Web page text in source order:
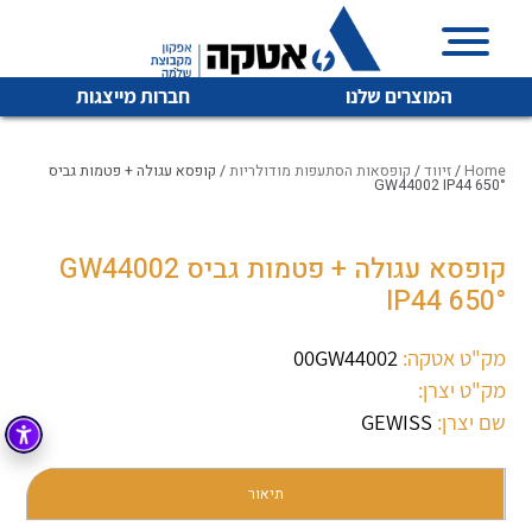
המוצרים שלנו חברות מייצגות
איכות | שרות | זמינות
אטקה בע”מ היא החברה הגדולה והמובילה בישראל בשיווק
מיתוג, בקרה , ואינסטלציה חשמלית ופעילה ב7 תחומים:
חשמל
קופסאות וארונות לחשמל, בקרה ואלקטרוניקה
לכל מוצרי היצרן לכל מוצרי היצרן
Home
/זיווד/ קופסאות הסתעפות מודולריות/ קופסא עגולה + פטמות גביס
GW44002 IP44 650°
קופסא עגולה + פטמות גביס GW44002
IP44 650°
מק"ט אטקה: 00GW44002
מק"ט יצרן:
שם יצרן: GEWISS
תיאור